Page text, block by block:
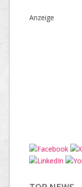
Anzeige